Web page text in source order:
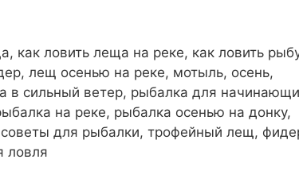
как ловить леща на реке, как ловить
лещ осенью на реке, мотыль, осень,
в сильный ветер, рыбалка для
на реке, рыбалка осенью на донку,
для рыбалки, трофейный лещ,
ловля